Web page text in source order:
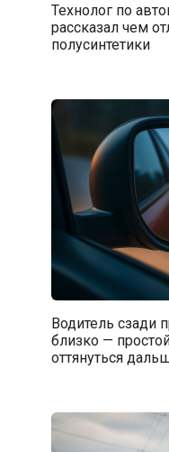
Технолог по
рассказал чем
полусинтетики
Водитель сзади
близко —
оттянуться